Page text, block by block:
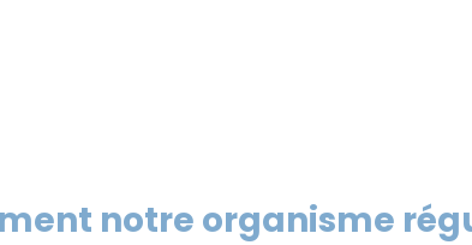
notre organisme